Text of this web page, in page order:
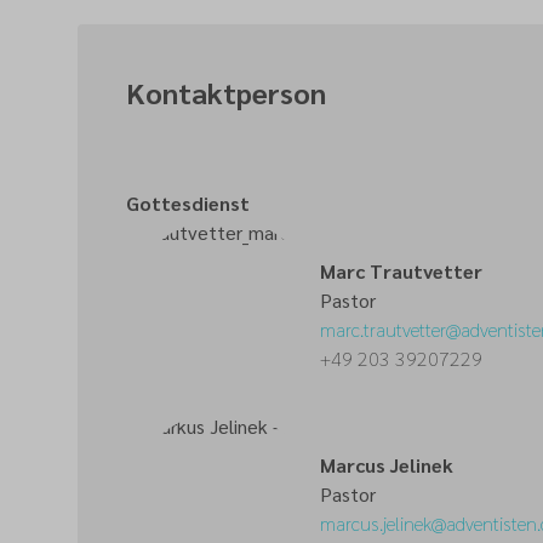
Kontaktperson
Gottesdienst
Marc Trautvetter
Pastor
marc.trautvetter@
+49 203 39207229
Marcus Jelinek
Pastor
marcus.jelinek@